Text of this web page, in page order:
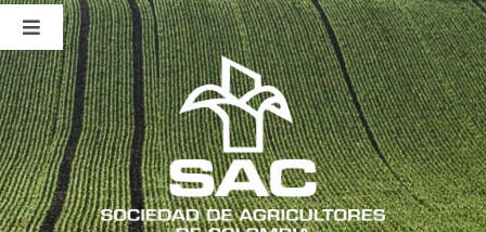
Saltar
contenido
Toggle
Navigation
Nosotros
Publicaciones
Sala de Prensa
Eventos